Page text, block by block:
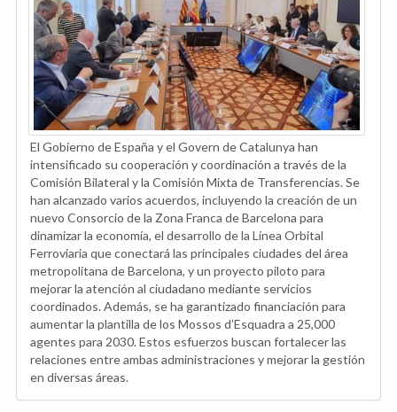
El Gobierno de España y el Govern de Catalunya han
intensificado su cooperación y coordinación a través de la
Comisión Bilateral y la Comisión Mixta de Transferencias. Se
han alcanzado varios acuerdos, incluyendo la creación de un
nuevo Consorcio de la Zona Franca de Barcelona para
dinamizar la economía, el desarrollo de la Línea Orbital
Ferroviaria que conectará las principales ciudades del área
metropolitana de Barcelona, y un proyecto piloto para
mejorar la atención al ciudadano mediante servicios
coordinados. Además, se ha garantizado financiación para
aumentar la plantilla de los Mossos d’Esquadra a 25,000
agentes para 2030. Estos esfuerzos buscan fortalecer las
relaciones entre ambas administraciones y mejorar la gestión
en diversas áreas.